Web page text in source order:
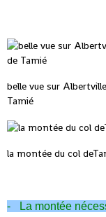
belle vue sur
Tamié
la montée du col
- La montée